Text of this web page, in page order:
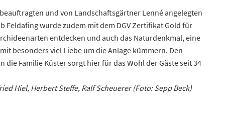
und von Landschaftsgärtner Lenné angelegten
Feldafing wurde zudem mit dem DGV Zertifikat Gold für
entdecken und auch das Naturdenkmal, eine
besonders viel Liebe um die Anlage kümmern. Den
Familie Küster sorgt hier für das Wohl der Gäste seit 34
Hiel, Herbert Steffe, Ralf Scheuerer (Foto: Sepp Beck)